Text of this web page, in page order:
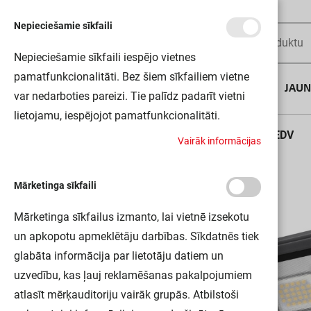
ENDURA FLOOD SENSOR 20W 830 DG LEDV
Nepieciešamie sīkfaili
Nepieciešamie sīkfaili iespējo vietnes
pamatfunkcionalitāti. Bez šiem sīkfailiem vietne
var nedarboties pareizi. Tie palīdz padarīt vietni
lietojamu, iespējojot pamatfunkcionalitāti.
Vairāk informācijas
Mārketinga sīkfaili
Mārketinga sīkfailus izmanto, lai vietnē izsekotu
un apkopotu apmeklētāju darbības. Sīkdatnēs tiek
glabāta informācija par lietotāju datiem un
uzvedību, kas ļauj reklamēšanas pakalpojumiem
atlasīt mērķauditoriju vairāk grupās. Atbilstoši